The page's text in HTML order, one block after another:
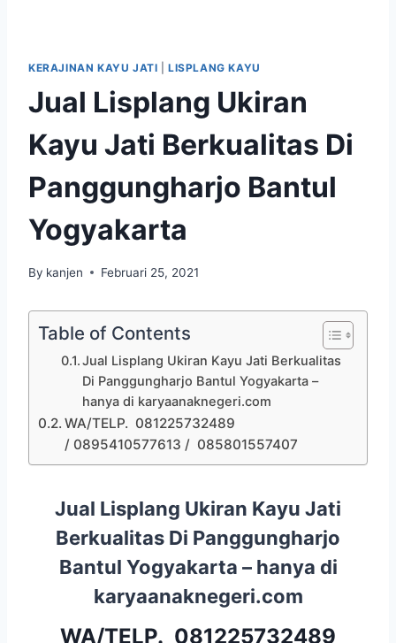
KERAJINAN KAYU JATI |LISPLANG KAYU
Jual Lisplang Ukiran
Kayu Jati Berkualitas Di
Panggungharjo Bantul
Yogyakarta
By kanjen Februari 25, 2021
Table of Contents
Jual Lisplang Ukiran Kayu Jati Berkualitas
Di Panggungharjo Bantul Yogyakarta –
hanya di karyaanaknegeri.com
WA/TELP. 081225732489
/ 0895410577613 / 085801557407
Jual Lisplang Ukiran Kayu Jati
Berkualitas Di Panggungharjo
Bantul Yogyakarta – hanya di
karyaanaknegeri.com
WA/TELP. 081225732489